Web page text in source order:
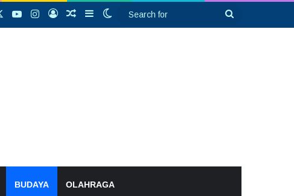
YouTubeInstagram
Log InRandom Article
SidebarSwitch skin
BUDAYA OLAHRAGA